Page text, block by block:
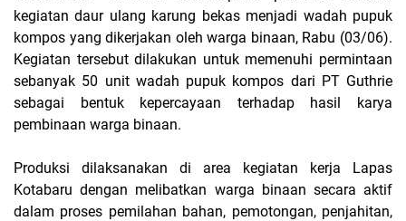
kegiatan daur ulang karung bekas menjadi wadah pupuk
kompos yang dikerjakan oleh warga binaan, Rabu (03/06).
Kegiatan tersebut dilakukan untuk memenuhi permintaan
sebanyak 50 unit wadah pupuk kompos dari PT Guthrie
sebagai bentuk kepercayaan terhadap hasil karya
pembinaan warga binaan.
Produksi dilaksanakan di area kegiatan kerja Lapas
Kotabaru dengan melibatkan warga binaan secara aktif
dalam proses pemilahan bahan, pemotongan, penjahitan,